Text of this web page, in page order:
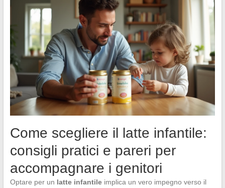
Come scegliere il latte infantile:
consigli pratici e pareri per
accompagnare i genitori
Optare per un latte infantileimplica un vero impegno verso il